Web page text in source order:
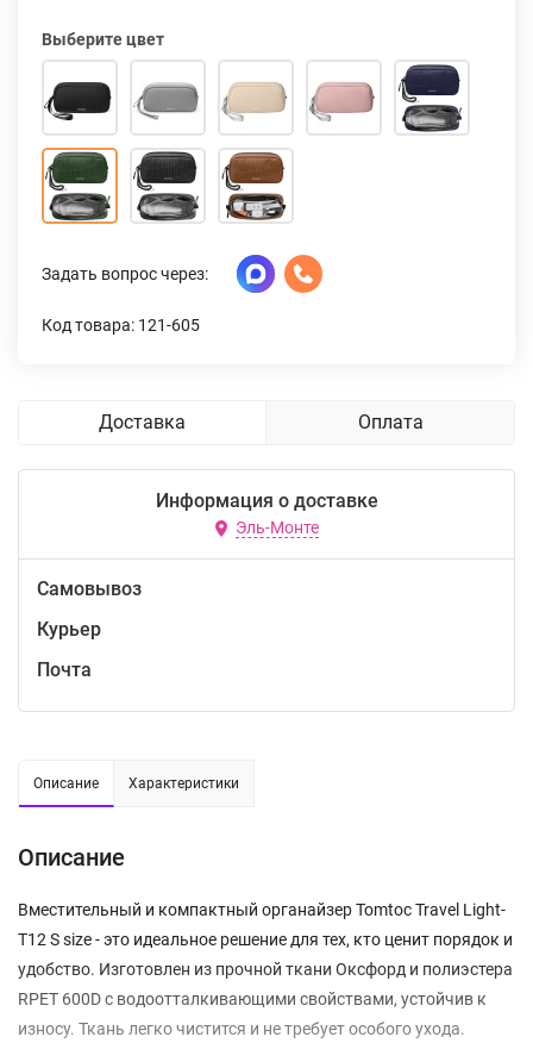
Выберите цвет
Задать вопрос через:
Код товара: 121-605
Доставка Оплата
Информация о доставке
Эль-Монте
Самовывоз
Курьер
Почта
Описание Характеристики
Описание
Вместительный и компактный органайзер Tomtoc Travel Light-
T12 S size - это идеальное решение для тех, кто ценит порядок и
удобство. Изготовлен из прочной ткани Оксфорд и полиэстера
RPET 600D с водоотталкивающими свойствами, устойчив к
износу. Ткань легко чистится и не требует особого ухода.